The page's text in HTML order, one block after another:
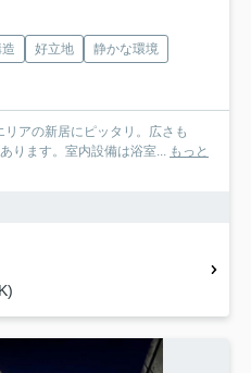
好立地
静かな環境
リアの新居にピッタリ。広さも
ります。室内設備は浴室... もっと